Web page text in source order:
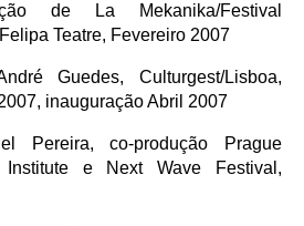
de La Mekanika/Festival
Teatre, Fevereiro 2007
Guedes, Culturgest/Lisboa,
inauguração Abril 2007
Pereira, co-produção Prague
Institute e Next Wave Festival,